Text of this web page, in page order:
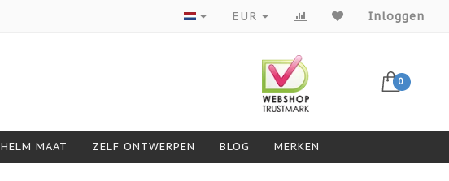
Producten van topmerken
EUR Inloggen
0
HELM MAAT ZELF ONTWERPEN BLOG MERKEN